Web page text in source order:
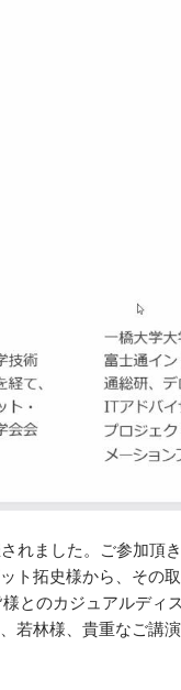
れました。ご参加頂
ト拓史様から、その
とのカジュアルディ
若林様、貴重なご講